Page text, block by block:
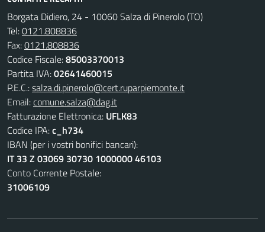
Borgata Didiero, 24 - 10060 Salza di Pinerolo (TO)
Tel:0121.808836
Fax:0121.808836
Codice Fiscale:85003370013
Partita IVA:02641460015
P.E.C.:salza.di.pinerolo@cert.ruparpiemonte.it
Email:comune.salza@dag.it
Fatturazione Elettronica: UFLK83
Codice IPA:c_h734
IBAN (per i vostri bonifici bancari):
IT 33 Z 03069 30730 1000000 46103
Conto Corrente Postale:
31006109